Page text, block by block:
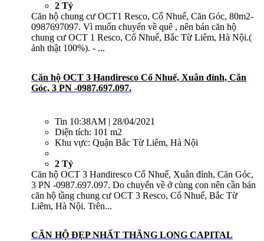
2 Tỷ
Căn hộ chung cư OCT1 Resco, Cổ Nhuế, Căn Góc, 80m2-
0987697097. Vì muốn chuyển về quê , nên bán căn hộ
chung cư OCT 1 Resco, Cổ Nhuế, Bắc Từ Liêm, Hà Nội.(
ảnh thật 100%). - ...
Căn hộ OCT 3 Handiresco Cổ Nhuế, Xuân đỉnh, Căn
Góc, 3 PN -0987.697.097.
Tin 10:38AM | 28/04/2021
Diện tích: 101 m2
Khu vực: Quận Bắc Từ Liêm, Hà Nội
2 Tỷ
Căn hộ OCT 3 Handiresco Cổ Nhuế, Xuân đỉnh, Căn Góc,
3 PN -0987.697.097. Do chuyển về ở cùng con nên cần bán
căn hộ tầng chung cư OCT 3 Resco, Cổ Nhuế, Bắc Từ
Liêm, Hà Nội. Trên...
CĂN HỘ ĐẸP NHẤT THĂNG LONG CAPITAL